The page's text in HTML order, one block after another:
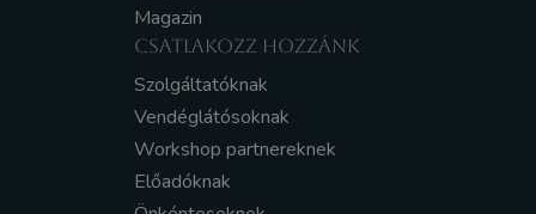
Magazin
CSATLAKOZZ HOZZÁNK
Szolgáltatóknak
Vendéglátósoknak
Workshop partnereknek
Előadóknak